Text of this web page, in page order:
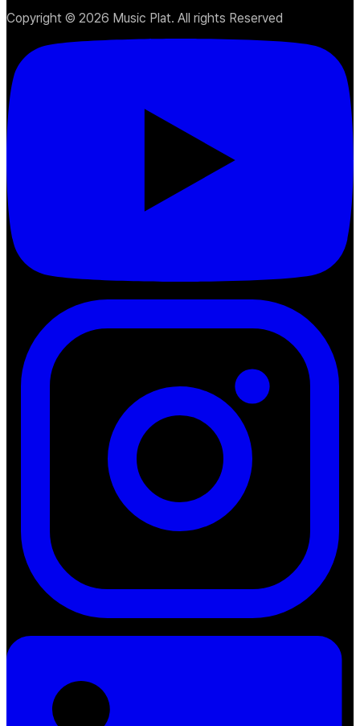
Copyright © 2026 Music Plat. All rights Reserved